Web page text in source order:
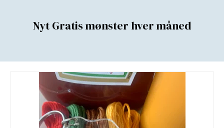
Nyt Gratis mønster hver måned